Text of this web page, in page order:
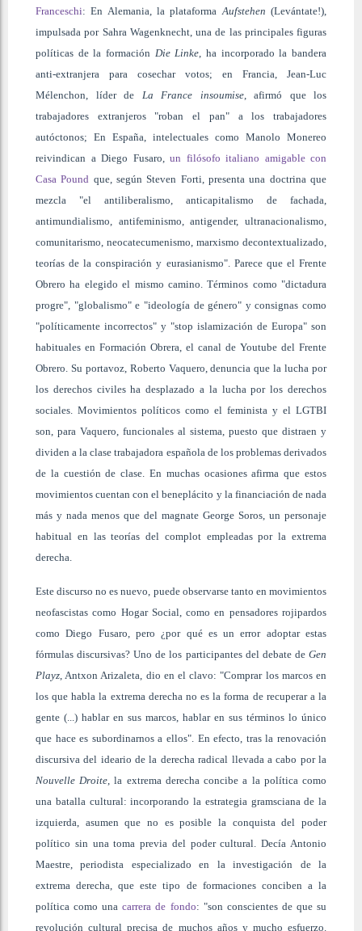
Franceschi: En Alemania, la plataforma Aufstehen (Levántate!),
impulsada por Sahra Wagenknecht, una de las principales figuras
políticas de la formación Die Linke , ha incorporado la bandera
anti-extranjera para cosechar votos; en Francia, Jean-Luc
Mélenchon, líder de La France insoumise, afirmó que los
trabajadores extranjeros "roban el pan" a los trabajadores
autóctonos; En España, intelectuales como Manolo Monereo
reivindican a Diego Fusaro, un filósofo italiano amigable con
Casa Pound que, según Steven Forti, presenta una doctrina que
mezcla "el antiliberalismo, anticapitalismo de fachada,
antimundialismo, antifeminismo, antigender, ultranacionalismo,
comunitarismo, neocatecumenismo, marxismo decontextualizado,
teorías de la conspiración y eurasianismo". Parece que el Frente
Obrero ha elegido el mismo camino. Términos como "dictadura
progre", "globalismo" e "ideología de género" y consignas como
"políticamente incorrectos" y "stop islamización de Europa" son
habituales en Formación Obrera, el canal de Youtube del Frente
Obrero. Su portavoz, Roberto Vaquero, denuncia que la lucha por
los derechos civiles ha desplazado a la lucha por los derechos
sociales. Movimientos políticos como el feminista y el LGTBI
son, para Vaquero, funcionales al sistema, puesto que distraen y
dividen a la clase trabajadora española de los problemas derivados
de la cuestión de clase. En muchas ocasiones afirma que estos
movimientos cuentan con el beneplácito y la financiación de nada
más y nada menos que del magnate George Soros, un personaje
habitual en las teorías del complot empleadas por la extrema
derecha.
Este discurso no es nuevo, puede observarse tanto en movimientos
neofascistas como Hogar Social, como en pensadores rojipardos
como Diego Fusaro, pero ¿por qué es un error adoptar estas
fórmulas discursivas? Uno de los participantes del debate de Gen
Playz , Antxon Arizaleta, dio en el clavo: "Comprar los marcos en
los que habla la extrema derecha no es la forma de recuperar a la
gente (...) hablar en sus marcos, hablar en sus términos lo único
que hace es subordinarnos a ellos". En efecto, tras la renovación
discursiva del ideario de la derecha radical llevada a cabo por la
Nouvelle Droite , la extrema derecha concibe a la política como
una batalla cultural: incorporando la estrategia gramsciana de la
izquierda, asumen que no es posible la conquista del poder
político sin una toma previa del poder cultural. Decía Antonio
Maestre, periodista especializado en la investigación de la
extrema derecha, que este tipo de formaciones conciben a la
política como unacarrera de fondo: "son conscientes de que su
revolución cultural precisa de muchos años y mucho esfuerzo.